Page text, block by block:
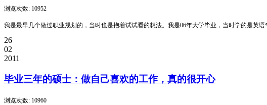
浏览次数: 10952
我是最早几个做过职业规划的，当时也是抱着试试看的想法。我是06年大学毕业，当时学的是英
26
02
2011
毕业三年的硕士：做自己喜欢的工作，真的很开心
浏览次数: 10960